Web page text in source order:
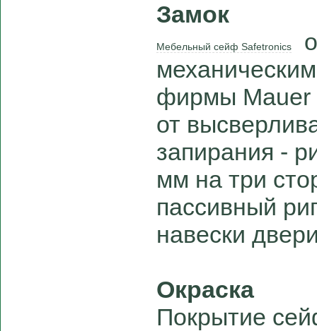
Замок
Мебельный сейф Safetronics
фирмы Mauer
от
запирания -
мм на три
пассивный
навески
Окраска
Покрытие